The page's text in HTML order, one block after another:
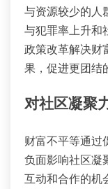
与资源较少的人
与犯罪率上升和
政策改革解决财
果，促进更团结
对社区凝聚
财富不平等通过
负面影响社区凝
互动和合作的机